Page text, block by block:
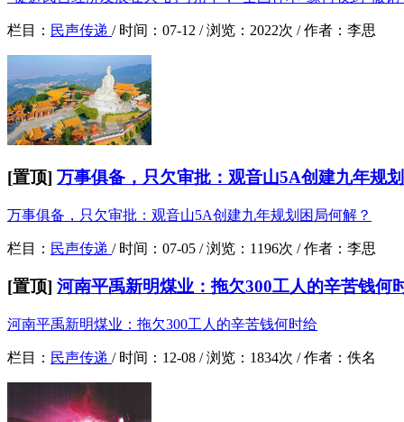
栏目： 民声传递 / 时间： 07-12 /浏览： 2022次 /作者： 李思
[置顶] 万事俱备，只欠审批：观音山5A创建九年规
万事俱备，只欠审批：观音山5A创建九年规划困局何解？
栏目： 民声传递 / 时间： 07-05 /浏览： 1196次 /作者： 李思
[置顶] 河南平禹新明煤业：拖欠300工人的辛苦钱何
河南平禹新明煤业：拖欠300工人的辛苦钱何时给
栏目： 民声传递 / 时间： 12-08 /浏览： 1834次 /作者： 佚名